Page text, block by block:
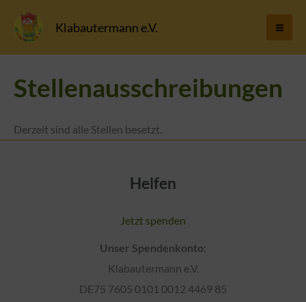
Inhalt
Klabautermann e.V.
Stellenausschreibungen
Derzeit sind alle Stellen besetzt.
Helfen
Jetzt spenden
Unser Spendenkonto:
Klabautermann e.V.
DE75 7605 0101 0012 4469 85